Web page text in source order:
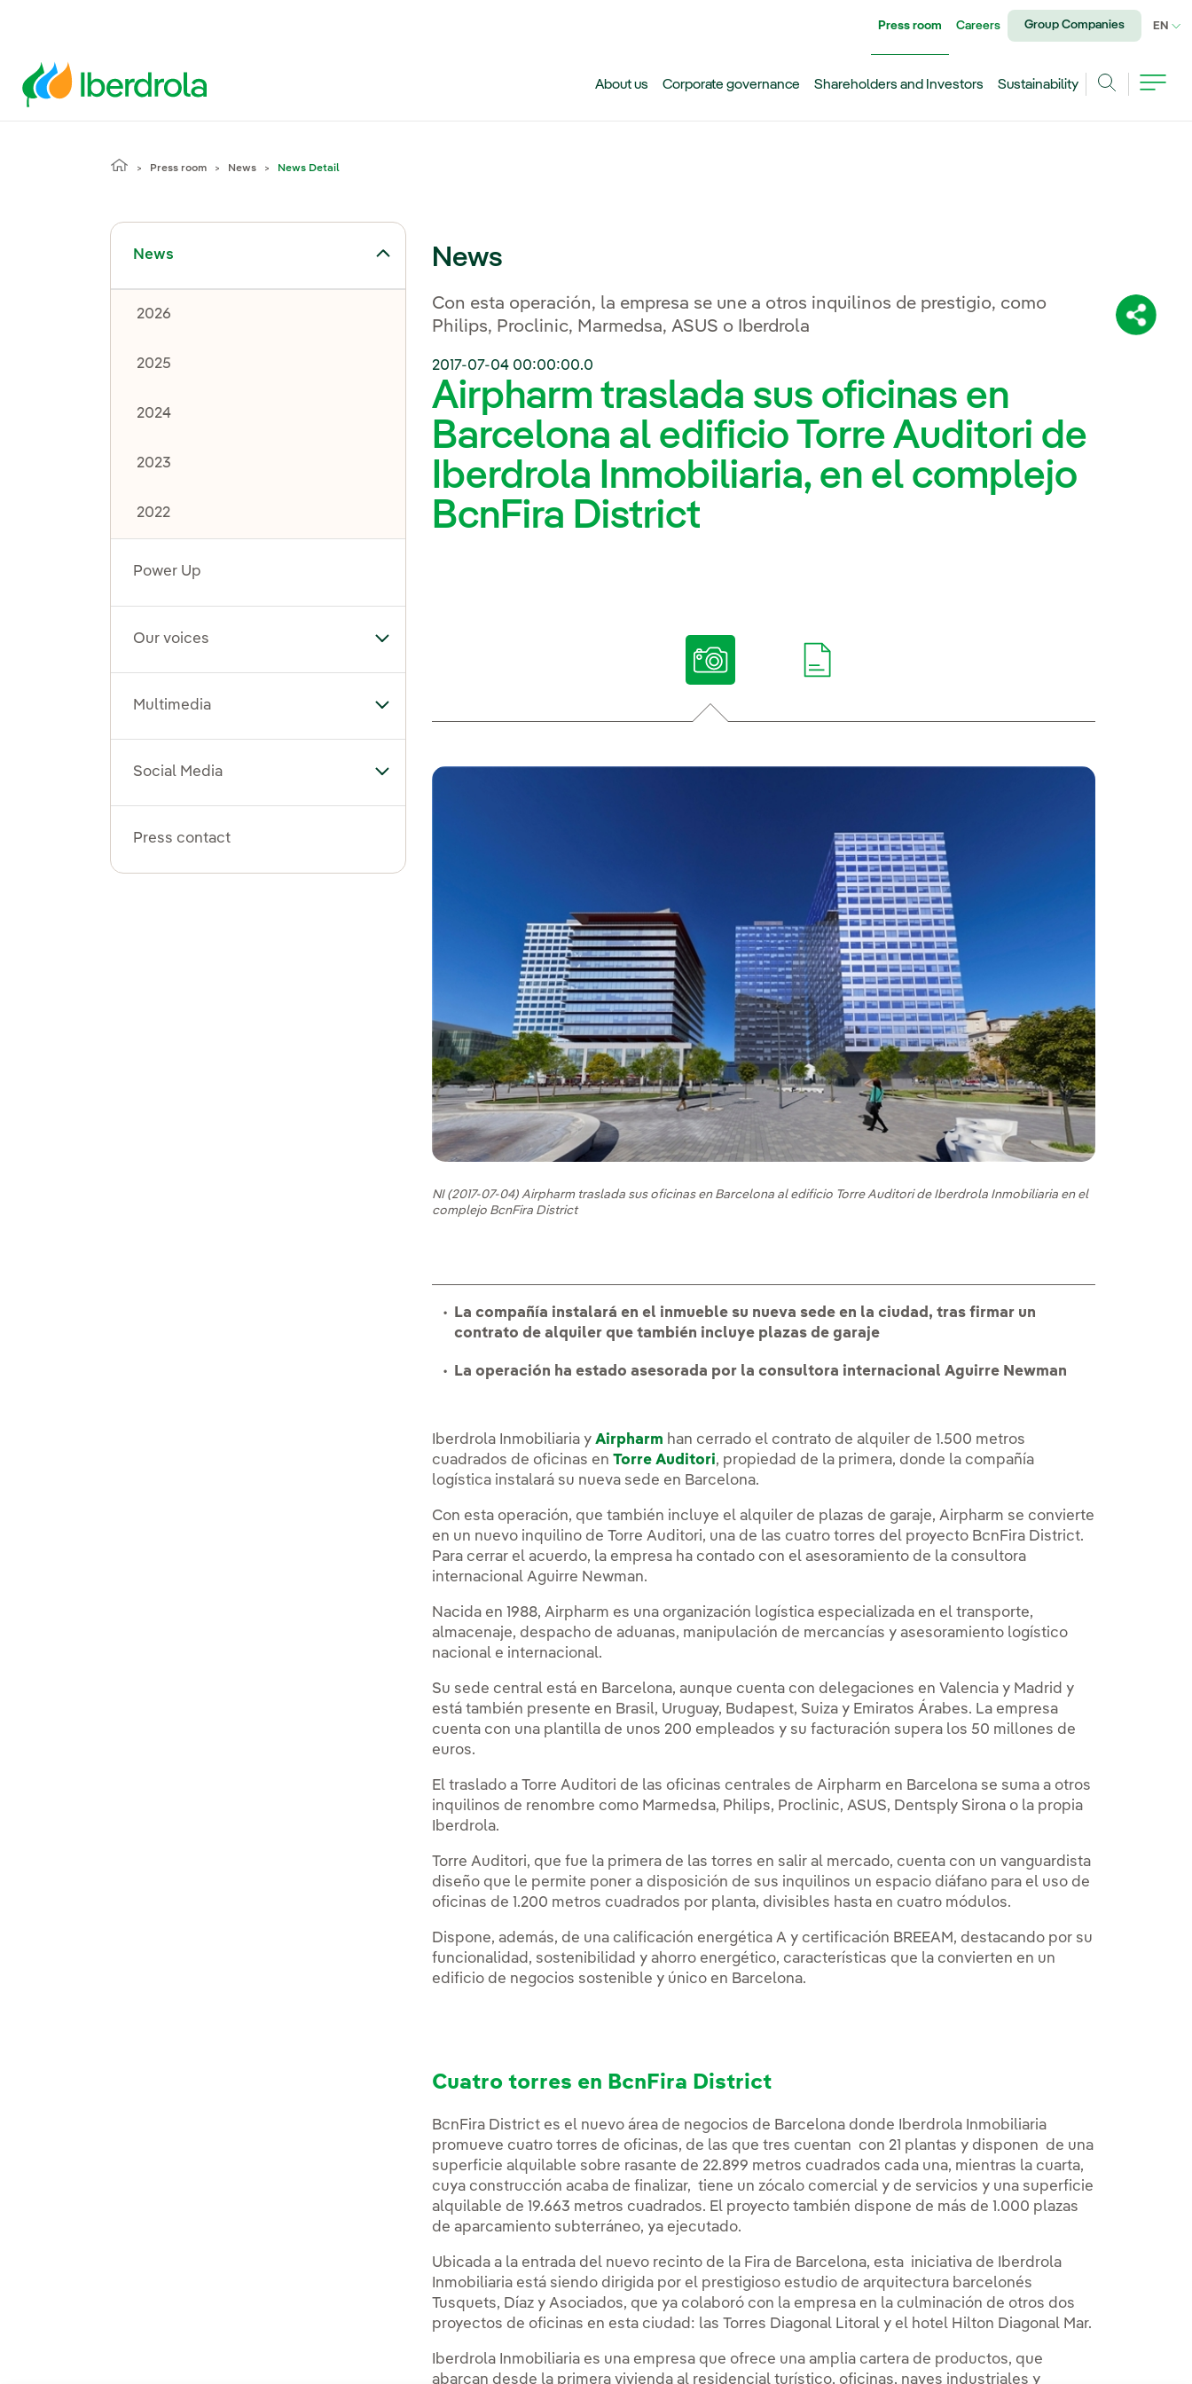
Share:
Press room Careers Group Companies EN
About us Corporate governance Shareholders and Investors
Sustainability
Press room News News Detail
News
Toggle submenu for News
2026
2025
2024
2023
2022
Power Up
Our voices Toggle submenu for Our voices
Multimedia Toggle submenu for Multimedia
Social Media Toggle submenu for Social Media
Press contact
News
Con esta operación, la empresa se une a otros inquilinos de prestigio, como
Philips, Proclinic, Marmedsa, ASUS o Iberdrola
2017-07-04 00:00:00.0
Airpharm traslada sus oficinas en
Barcelona al edificio Torre Auditori de
Iberdrola Inmobiliaria, en el complejo
BcnFira District
NI (2017-07-04) Airpharm traslada sus oficinas en Barcelona al edificio Torre Auditori de Iberdrola Inmobiliaria en el
complejo BcnFira District
La compañía instalará en el inmueble su nueva sede en la ciudad, tras firmar un
contrato de alquiler que también incluye plazas de garaje
La operación ha estado asesorada por la consultora internacional Aguirre Newman
Iberdrola Inmobiliaria yAirpharm han cerrado el contrato de alquiler de 1.500 metros
cuadrados de oficinas enTorre Auditori, propiedad de la primera, donde la compañía
logística instalará su nueva sede en Barcelona.
Con esta operación, que también incluye el alquiler de plazas de garaje, Airpharm se convierte
en un nuevo inquilino de Torre Auditori, una de las cuatro torres del proyecto BcnFira District.
Para cerrar el acuerdo, la empresa ha contado con el asesoramiento de la consultora
internacional Aguirre Newman.
Nacida en 1988, Airpharm es una organización logística especializada en el transporte,
almacenaje, despacho de aduanas, manipulación de mercancías y asesoramiento logístico
nacional e internacional.
Su sede central está en Barcelona, aunque cuenta con delegaciones en Valencia y Madrid y
está también presente en Brasil, Uruguay, Budapest, Suiza y Emiratos Árabes. La empresa
cuenta con una plantilla de unos 200 empleados y su facturación supera los 50 millones de
euros.
El traslado a Torre Auditori de las oficinas centrales de Airpharm en Barcelona se suma a otros
inquilinos de renombre como Marmedsa, Philips, Proclinic, ASUS, Dentsply Sirona o la propia
Iberdrola.
Torre Auditori, que fue la primera de las torres en salir al mercado, cuenta con un vanguardista
diseño que le permite poner a disposición de sus inquilinos un espacio diáfano para el uso de
oficinas de 1.200 metros cuadrados por planta, divisibles hasta en cuatro módulos.
Dispone, además, de una calificación energética A y certificación BREEAM, destacando por su
funcionalidad, sostenibilidad y ahorro energético, características que la convierten en un
edificio de negocios sostenible y único en Barcelona.
Cuatro torres en BcnFira District
BcnFira District es el nuevo área de negocios de Barcelona donde Iberdrola Inmobiliaria
promueve cuatro torres de oficinas, de las que tres cuentan con 21 plantas y disponen de una
superficie alquilable sobre rasante de 22.899 metros cuadrados cada una, mientras la cuarta,
cuya construcción acaba de finalizar, tiene un zócalo comercial y de servicios y una superficie
alquilable de 19.663 metros cuadrados. El proyecto también dispone de más de 1.000 plazas
de aparcamiento subterráneo, ya ejecutado.
Ubicada a la entrada del nuevo recinto de la Fira de Barcelona, esta iniciativa de Iberdrola
Inmobiliaria está siendo dirigida por el prestigioso estudio de arquitectura barcelonés
Tusquets, Díaz y Asociados, que ya colaboró con la empresa en la culminación de otros dos
proyectos de oficinas en esta ciudad: las Torres Diagonal Litoral y el hotel Hilton Diagonal Mar.
Iberdrola Inmobiliaria es una empresa que ofrece una amplia cartera de productos, que
abarcan desde la primera vivienda al residencial turístico, oficinas, naves industriales y